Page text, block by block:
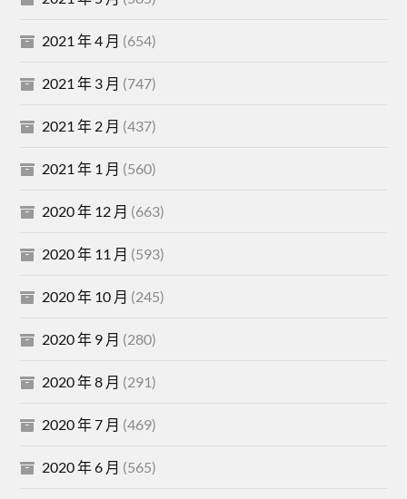
2021 年 4 月 (654)
2021 年 3 月 (747)
2021 年 2 月 (437)
2021 年 1 月 (560)
2020 年 12 月 (663)
2020 年 11 月 (593)
2020 年 10 月 (245)
2020 年 9 月 (280)
2020 年 8 月 (291)
2020 年 7 月 (469)
2020 年 6 月 (565)